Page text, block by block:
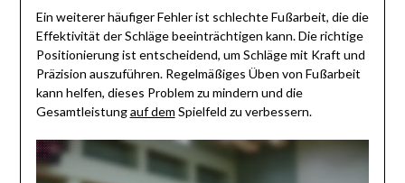
Ein weiterer häufiger Fehler ist schlechte Fußarbeit, die die
Effektivität der Schläge beeinträchtigen kann. Die richtige
Positionierung ist entscheidend, um Schläge mit Kraft und
Präzision auszuführen. Regelmäßiges Üben von Fußarbeit
kann helfen, dieses Problem zu mindern und die
Gesamtleistungauf dem Spielfeld zu verbessern.